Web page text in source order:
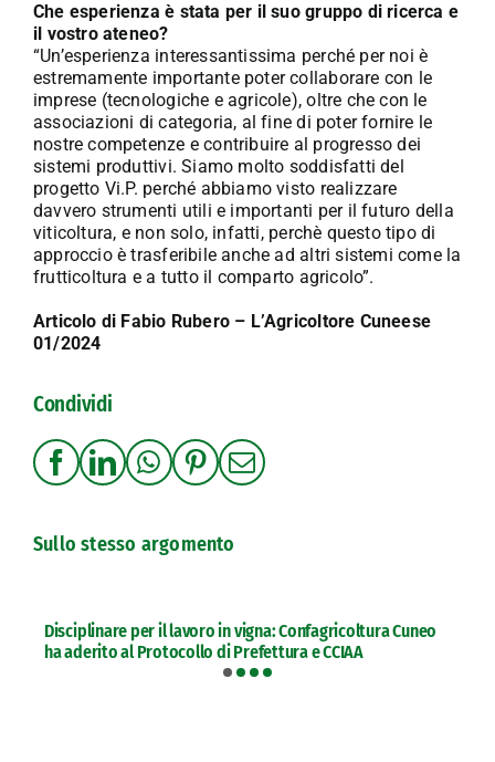
Che esperienza è stata per il suo gruppo di ricerca e
il vostro ateneo?
“Un’esperienza interessantissima perché per noi è
estremamente importante poter collaborare con le
imprese (tecnologiche e agricole), oltre che con le
associazioni di categoria, al fine di poter fornire le
nostre competenze e contribuire al progresso dei
sistemi produttivi. Siamo molto soddisfatti del
progetto Vi.P. perché abbiamo visto realizzare
davvero strumenti utili e importanti per il futuro della
viticoltura, e non solo, infatti, perchè questo tipo di
approccio è trasferibile anche ad altri sistemi come la
frutticoltura e a tutto il comparto agricolo”.
Articolo di Fabio Rubero – L’Agricoltore Cuneese
01/2024
Condividi
Sullo stesso argomento
Disciplinare per il lavoro in vigna: Confagricoltura Cuneo
ha aderito al Protocollo di Prefettura e CCIAA